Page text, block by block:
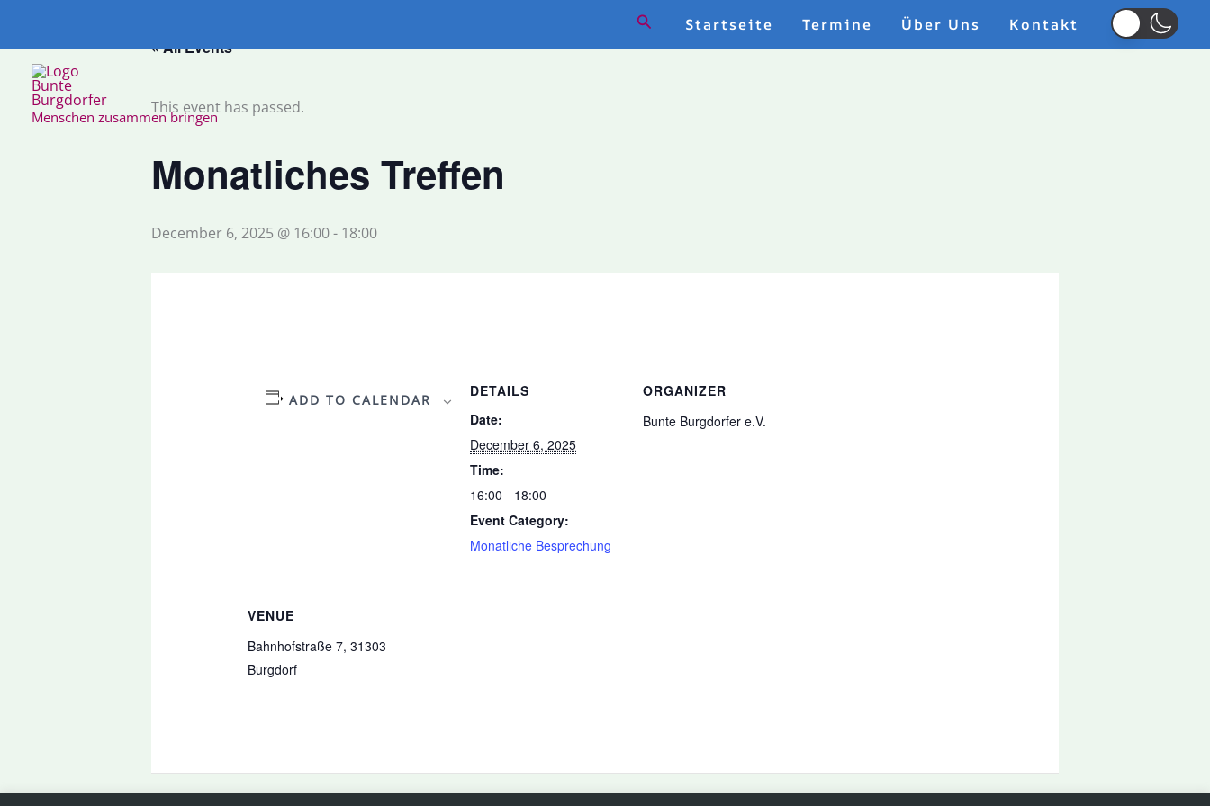
SearchStartseite Termine Über Uns Kontakt
Menschen zusammen bringen
« All Events
This event has passed.
Monatliches Treffen
December 6, 2025 @ 16:00- 18:00
ADD TO CALENDAR
DETAILS
Date:
December 6, 2025
Time:
16:00 - 18:00
Event Category:
Monatliche Besprechung
ORGANIZER
Bunte Burgdorfer e.V.
VENUE
Bahnhofstraße 7, 31303
Burgdorf